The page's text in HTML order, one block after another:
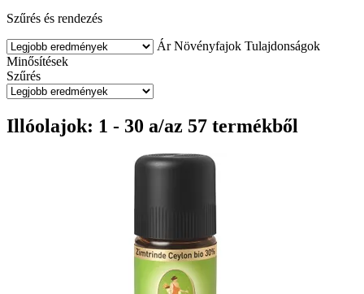
Szűrés és rendezés
Ár Növényfajok Tulajdonságok
Minősítések
Szűrés
Illóolajok: 1 - 30 a/az 57 termékből